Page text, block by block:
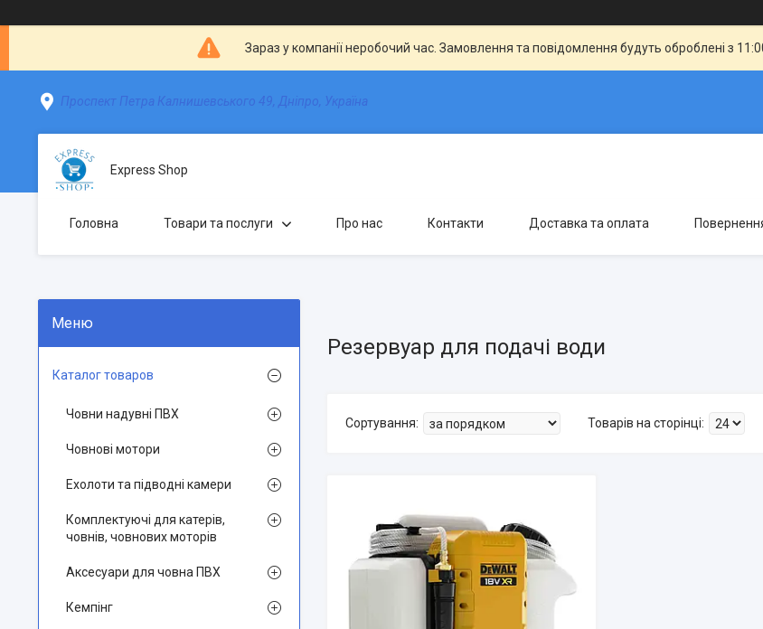
Зараз у компанії неробочий час. Замовлення та повідомлення будуть оброблені з
Проспект Петра Калнишевського 49, Дніпро, Україна
Express Shop
Головна Товари та послуги Про нас Контакти Доставка та оплата
Резервуар для подачі води
Каталог товаров
Човни надувні ПВХ
Човнові мотори
Ехолоти та підводні камери
Комплектуючі для катерів,
човнів, човнових моторів
Аксесуари для човна ПВХ
Кемпінг